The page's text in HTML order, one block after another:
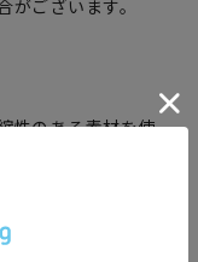
ございます。
性のある素材を使
み出しを防ぐ